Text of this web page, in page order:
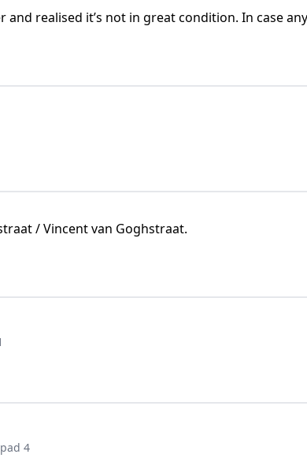
realised it’s not in great condition. In case
/ Vincent van Goghstraat.
4